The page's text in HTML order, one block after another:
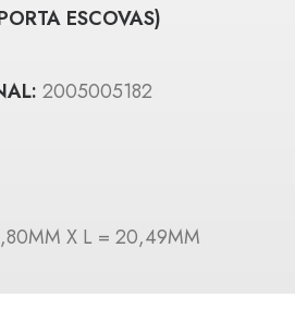
ESCOVAS)
2005005182
X L = 20,49MM